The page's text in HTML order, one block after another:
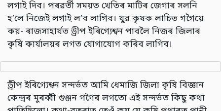
লগাই দিব। পৰৱৰ্তী সময়ত খেতিৰ মাটিৰ জেগাৰ সলনি
হ’লে নিজেই লগাই ল’ব লাগিব। যুৱ কৃষক লাচিত গগৈয়ে
কয়- ৰাজসাহাৰ্যত ড্ৰীপ ইৰিগ্যেশ্বন পাবলৈ নিজৰ জিলাৰ
কৃষি কাৰ্যালয়ৰ লগত যোগাযোগ কৰিব লাগিব।
ড্ৰীপ ইৰিগ্যেশ্বন সন্দৰ্ভত আমি ধেমাজি জিলা কৃষি বিজ্ঞান
কেন্দ্ৰৰ মুৰব্বী গুঞ্জন গগৈৰ লগতো এই সন্দৰ্ভত কিছু কথা